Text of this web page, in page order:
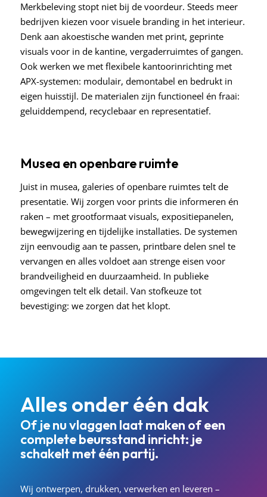
Merkbeleving stopt niet bij de voordeur. Steeds meer
bedrijven kiezen voor visuele branding in het interieur.
Denk aan akoestische wanden met print, geprinte
visuals voor in de kantine, vergaderruimtes of gangen.
Ook werken we met flexibele kantoorinrichting met
APX-systemen: modulair, demontabel en bedrukt in
eigen huisstijl. De materialen zijn functioneel én fraai:
geluiddempend, recyclebaar en representatief.
Musea en openbare ruimte
Juist in musea, galeries of openbare ruimtes telt de
presentatie. Wij zorgen voor prints die informeren én
raken – met grootformaat visuals, expositiepanelen,
bewegwijzering en tijdelijke installaties. De systemen
zijn eenvoudig aan te passen, printbare delen snel te
vervangen en alles voldoet aan strenge eisen voor
brandveiligheid en duurzaamheid. In publieke
omgevingen telt elk detail. Van stofkeuze tot
bevestiging: we zorgen dat het klopt.
Alles onder één dak
Of je nu vlaggen laat maken of een
complete beursstand inricht: je
schakelt met één partij.
Wij ontwerpen, drukken, verwerken en leveren –